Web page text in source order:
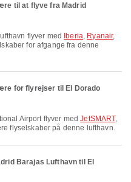
til at flyve fra Madrid
flyver med Iberia, Ryanair,
for afgange fra denne
for flyrejser til El Dorado
Airport flyver medJetSMART,
flyselskaber på denne lufthavn.
Barajas Lufthavn til El